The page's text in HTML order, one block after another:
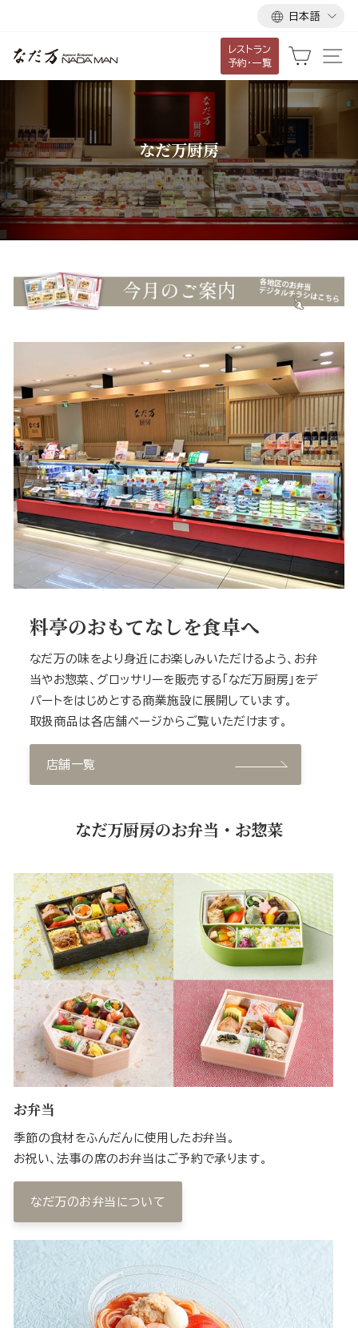
ン
テ
ン
ツ
に
言
語
日本語
レストラン
予約・一覧
カート
なだ万厨房
料亭のおもてなしを食卓へ
なだ万の味をより身近にお楽しみいただけるよう、お弁
当やお惣菜、グロッサリーを販売する「なだ万厨房」をデ
パートをはじめとする商業施設に展開しています。
取扱商品は各店舗ページからご覧いただけます。
店舗一覧
なだ万厨房のお弁当・お惣菜
お弁当
季節の食材をふんだんに使用したお弁当。
お祝い、法事の席のお弁当はご予約で承ります。
なだ万のお弁当について